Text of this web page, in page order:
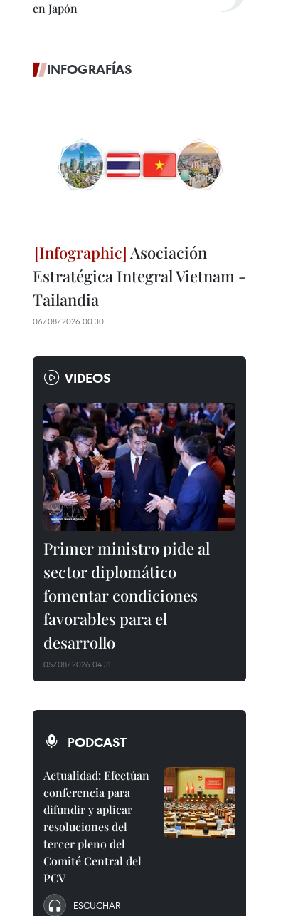
en Japón
INFOGRAFÍAS
Asociación
Estratégica Integral Vietnam -
Tailandia
06/08/2026 00:30
VIDEOS
Primer ministro pide al
sector diplomático
fomentar condiciones
favorables para el
desarrollo
05/08/2026 04:31
PODCAST
Actualidad: Efectúan
conferencia para
difundir y aplicar
resoluciones del
tercer pleno del
Comité Central del
PCV
ESCUCHAR